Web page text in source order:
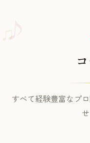
♪
すべて経験豊富なプ